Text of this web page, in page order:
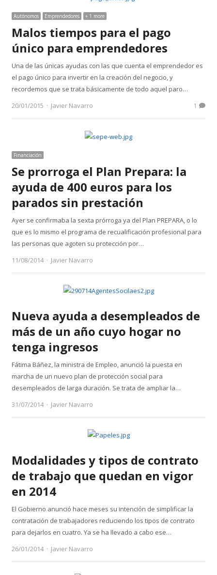
Autónomos Emprendedores + 1 more
Malos tiempos para el pago
único para emprendedores
Una de las únicas ayudas con las que cuenta el emprendedor es
el pago único para invertir en la creación del negocio, y
recordemos que se trata básicamente de todo aquel paro…
20/01/2015
Author
Javier Navarro 1
Financiación
Se prorroga el Plan Prepara: la
ayuda de 400 euros para los
parados sin prestación
Ayer se confirmaba la sexta prórroga ya del Plan PREPARA, o lo
que es lo mismo el programa de recualificación profesional para
las personas que agoten su protección por…
11/08/2014
Author
Javier Navarro
Nueva ayuda a desempleados de
más de un año cuyo hogar no
tenga ingresos
Fátima Báñez, la ministra de Empleo, anunció la puesta en
marcha de un nuevo plan de protección social para
desempleados de larga duración. Se trata de ampliar la…
31/07/2014
Author
Javier Navarro
Modalidades y tipos de contrato
de trabajo que quedan en vigor
en 2014
El Gobierno anunció hace meses su intención de simplificar la
contratación de trabajadores reduciendo los tipos de contrato
para dejarlos en cuatro. Ya se ha llevado a cabo ese…
26/01/2014
Author
Javier Navarro